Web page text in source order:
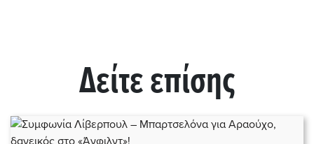
Δείτε επίσης